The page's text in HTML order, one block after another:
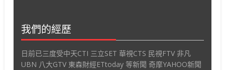
我們的經歷
日前已三度受中天CTI 三立SET 華視CTS 民視FTV 非凡
UBN 八大GTV 東森財經ETtoday 等新聞 奇摩YAHOO新聞